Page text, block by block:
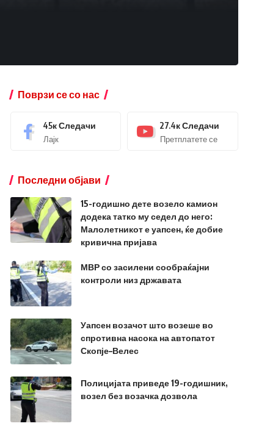
Поврзи се со нас
45кСледачи
Лајк
27.4кСледачи
Претплатете се
Последни објави
15-годишно дете возело камион
додека татко му седел до него:
Малолетникот е уапсен, ќе добие
кривична пријава
МВР со засилени сообраќајни
контроли низ државата
Уапсен возачот што возеше во
спротивна насока на автопатот
Скопје–Велес
Полицијата приведе 19-годишник,
возел без возачка дозвола